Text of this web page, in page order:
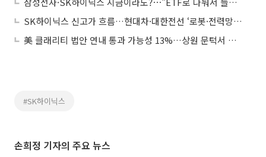
SK하이닉스 신고가 흐름…현대차·대한전선 ‘로봇·전력망’ 관심
美 클래리티 법안 연내 통과 가능성 13%…상원 문턱서 제동
#SK하이닉스
손희정 기자의 주요 뉴스